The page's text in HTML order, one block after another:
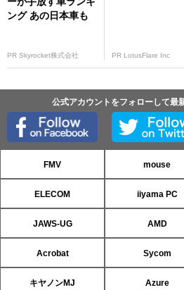
ング あの日本車も
PR Skyrocket株式会社 PR LotusFlare Inc
公式アカウントをフォローして最
FMV mouse
ELECOM iiyama PC
JAWS-UG AMD
Acrobat Sycom
キヤノンMJ Azure